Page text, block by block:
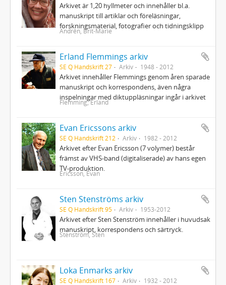
Arkivet är 1,20 hyllmeter och innehåller bl.a.
manuskript till artiklar och föreläsningar,
forskningsmaterial, fotografier och tidningsklipp
Andrén, Brit-Marie
Erland Flemmings arkiv
SE Q Handskrift 27 Arkiv 1948 - 2012
Arkivet innehåller Flemmings genom åren sparade
manuskript och korrespondens, även några
inspelningar med diktuppläsningar ingår i arkivet
Flemming, Erland
Evan Ericssons arkiv
SE Q Handskrift 212 Arkiv 1982 - 2012
Arkivet efter Evan Ericsson (7 volymer) består
främst av VHS-band (digitaliserade) av hans egen
TV-produktion.
Ericsson, Evan
Sten Stenströms arkiv
SE Q Handskrift 95 Arkiv 1953-2012
Arkivet efter Sten Stenström innehåller i huvudsak
manuskript, korrespondens och särtryck.
Stenström, Sten
Loka Enmarks arkiv
SE Q Handskrift 167 Arkiv 1932 - 2012